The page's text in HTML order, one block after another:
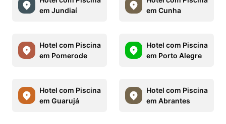
em Jundiaí
em Cunha
Hotel com Piscina
em Pomerode
Hotel com Piscina
em Porto Alegre
Hotel com Piscina
em Guarujá
Hotel com Piscina
em Abrantes